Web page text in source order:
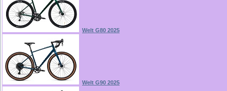
Welt G80 2025
Welt G90 2025